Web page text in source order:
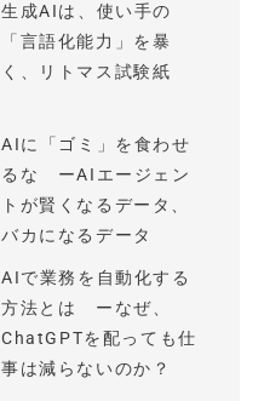
生成AIは、使い手の
「言語化能力」を暴
く、リトマス試験紙
AIに「ゴミ」を食わせ
るな ーAIエージェン
トが賢くなるデータ、
バカになるデータ
AIで業務を自動化する
方法とは ーなぜ、
ChatGPTを配っても仕
事は減らないのか？